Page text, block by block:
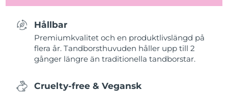
Hållbar
Premiumkvalitet och en produktlivslängd på
flera år. Tandborsthuvuden håller upp till 2
gånger längre än traditionella tandborstar.
Cruelty-free & Vegansk